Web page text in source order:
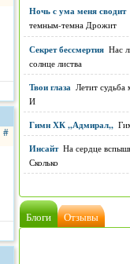
#
Ночь с ума меня сводит
темным-темна Дрожит
Секрет бессмертия Нас
солнце листва
Твои глаза Летит судьба
И
Гимн ХК ,,Адмирал,,
Инсайт На сердце
Сколько
Блоги
Отзывы